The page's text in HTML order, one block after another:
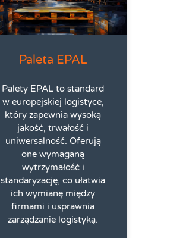
Paleta EPAL
Palety EPAL to standard
w europejskiej logistyce,
który zapewnia wysoką
jakość, trwałość i
uniwersalność. Oferują
one wymaganą
wytrzymałość i
standaryzację, co ułatwia
ich wymianę między
firmami i usprawnia
zarządzanie logistyką.